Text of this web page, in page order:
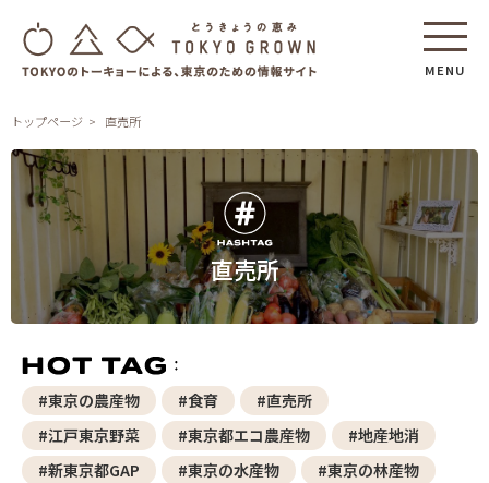
MENU
トップページ 直売所
直売所
#東京の農産物 #食育
#直売所
#江戸東京野菜
#東京都エコ農産物
#地産地消
#新東京都GAP
#東京の水産物 #東京の林産物